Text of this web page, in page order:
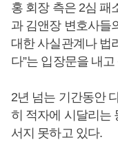
홍 회장 측은 2심 패
과 김앤장 변호사들
대한 사실관계나 법
다”는 입장문을 내
2년 넘는 기간동안
히 적자에 시달리는
서지 못하고 있다.